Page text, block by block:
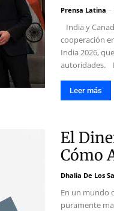
Prensa Latina -
India y
cooperación
India 2026,
autoridades.
Leer más
El
Cómo
Dhalia De Los
En un mundo
puramente